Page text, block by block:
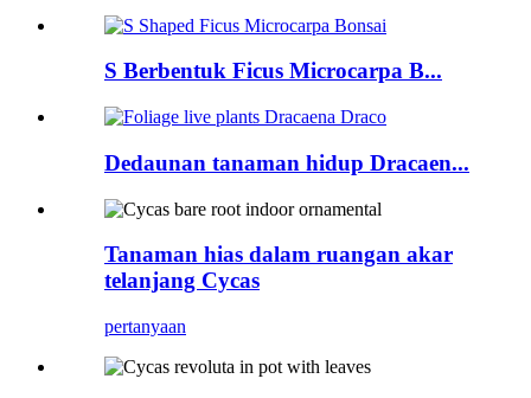
S Berbentuk Ficus Microcarpa B...
Dedaunan tanaman hidup Dracaen...
Tanaman hias dalam ruangan akar
telanjang Cycas
pertanyaan